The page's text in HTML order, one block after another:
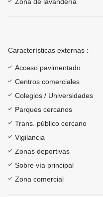
Características externas :
Acceso pavimentado
Centros comerciales
Colegios / Universidades
Parques cercanos
Trans. público cercano
Vigilancia
Zonas deportivas
Sobre vía principal
Zona comercial